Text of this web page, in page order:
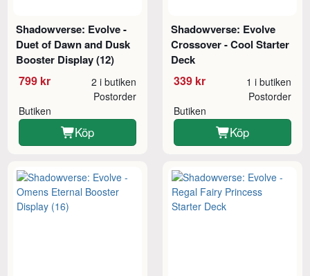
Shadowverse: Evolve -
Duet of Dawn and Dusk
Booster Display (12)
799 kr 2 i butiken
Butiken
Postorder
Köp
Shadowverse: Evolve
Crossover - Cool Starter
Deck
339 kr 1 i butiken
Butiken
Postorder
Köp